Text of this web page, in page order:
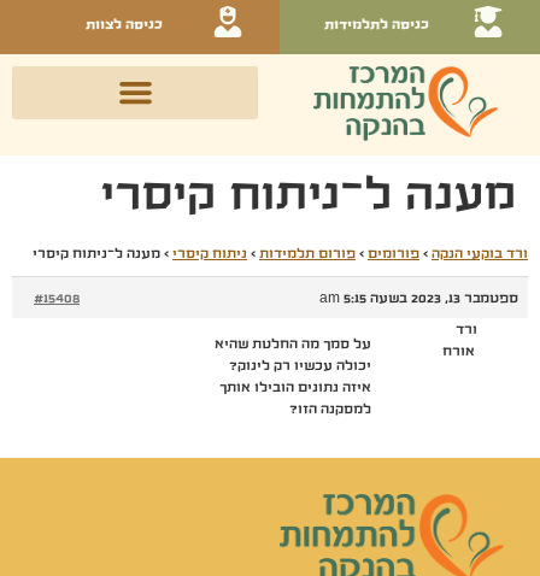
כניסה לתלמידות כניסה לצוות
מענה ל־ניתוח קיסרי
ורד בוקעי הנקה › פורומים › פורום תלמידות › ניתוח קיסרי › מענה ל־ניתוח קיסרי
ספטמבר 13, 2023 בשעה 5:15 am #15408
ורד
אורח
על סמך מה החלטת שהיא
יכולה עכשיו רק לינוק?
איזה נתונים הובילו אותך
למסקנה הזו?